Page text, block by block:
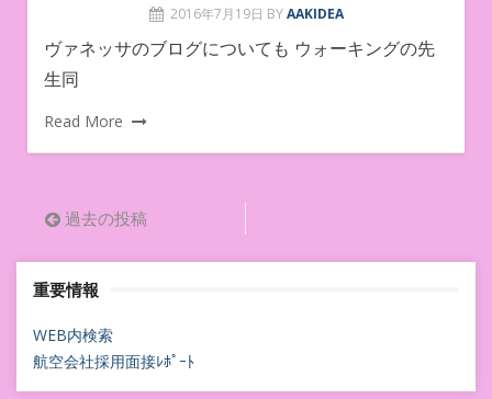
2016年7月19日 BY AAKIDEA
ヴァネッサのブログについても ウォーキングの先
生同
Read More
投
稿
ナ
ビ
ゲ
過去の投稿
重要情報
WEB内検索
航空会社採用面接ﾚﾎﾟｰﾄ